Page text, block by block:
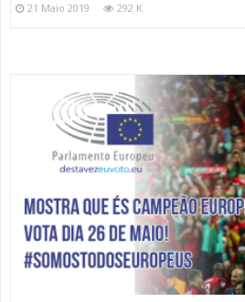
21 Maio 2019 292 K